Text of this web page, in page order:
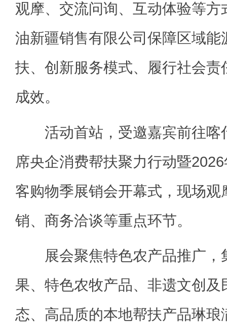
观摩、交流问询、互动体验等
油新疆销售有限公司保障区域能
扶、创新服务模式、履行社会责
成效。
活动首站，受邀嘉宾前往喀
席央企消费帮扶聚力行动暨
客购物季展销会开幕式，现场
销、商务洽谈等重点环节。
展会聚焦特色农产品推广，
果、特色农牧产品、非遗文创
态、高品质的本地帮扶产品琳琅